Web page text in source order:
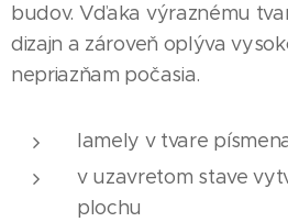
budov. Vďaka výraznému
dizajn a zároveň oplýva
nepriazňam počasia.
lamely v tvare
v uzavretom stave
plochu